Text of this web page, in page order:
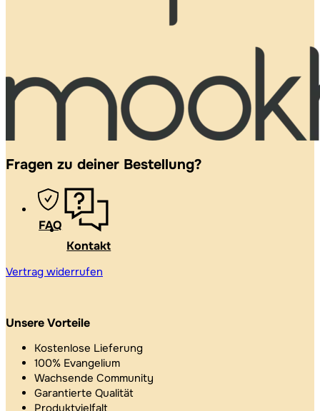
Fragen zu deiner Bestellung?
FAQ
Kontakt
Vertrag widerrufen
Unsere Vorteile
Kostenlose Lieferung
100% Evangelium
Wachsende Community
Garantierte Qualität
Produktvielfalt